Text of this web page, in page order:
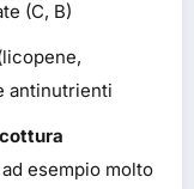
(C, B)
antinutrienti
esempio molto